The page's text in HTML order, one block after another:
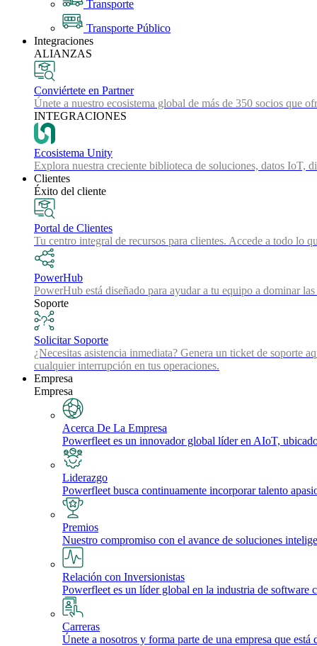
Transporte
Transporte Público
Integraciones
ALIANZAS
Conviértete en Partner
Únete a nuestro ecosistema global de más de 350 socios que
INTEGRACIONES
Ecosistema Unity
Explora nuestra creciente biblioteca de soluciones, datos IoT,
Clientes
Éxito del cliente
Portal de Clientes
Tu centro integral de recursos para clientes. Accede a todo lo
PowerHub
PowerHub está diseñado para ayudar a tu equipo a dominar
Soporte
Solicitar Soporte
¿Necesitas asistencia inmediata? Genera un ticket de soporte
cualquier interrupción en tus operaciones.
Empresa
Empresa
Acerca De La Empresa
Powerfleet es un innovador global líder en AIoT,
Liderazgo
Powerfleet busca continuamente incorporar talento
Premios
Nuestro compromiso con el avance de soluciones
Relación con Inversionistas
Powerfleet es un líder global en la industria de
Carreras
Únete a nosotros y forma parte de una empresa que